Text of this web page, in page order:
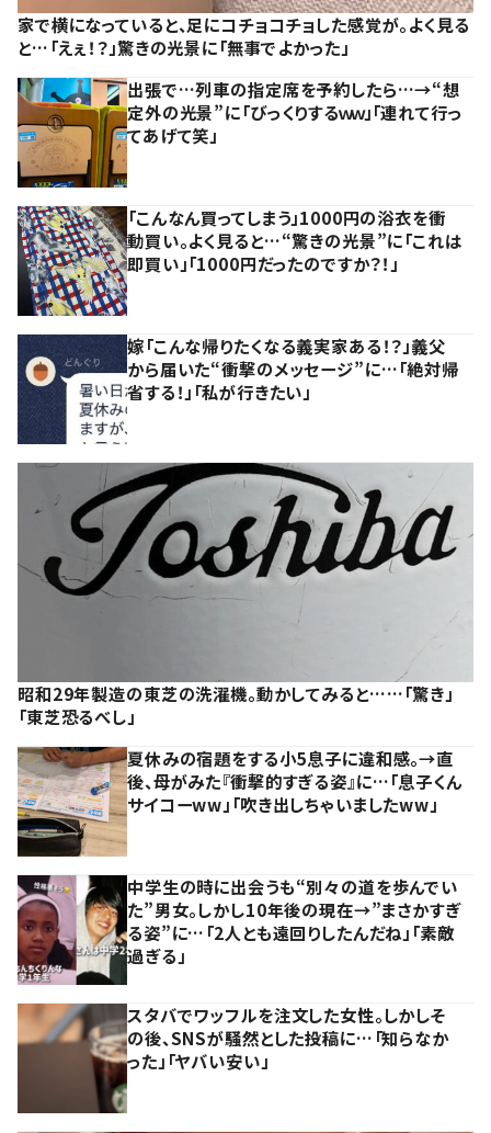
家で横になっていると、足にコチョコチョした感覚が。よく見る
と…「えぇ！？」驚きの光景に「無事でよかった」
出張で…列車の指定席を予約したら…→“想
定外の光景”に「びっくりするｗｗ」「連れて行っ
てあげて笑」
「こんなん買ってしまう」1000円の浴衣を衝
動買い。よく見ると…“驚きの光景”に「これは
即買い」「1000円だったのですか？！」
嫁「こんな帰りたくなる義実家ある！？」義父
から届いた“衝撃のメッセージ”に…「絶対帰
省する！」「私が行きたい」
昭和29年製造の東芝の洗濯機。動かしてみると……「驚き」
「東芝恐るべし」
夏休みの宿題をする小5息子に違和感。→直
後、母がみた『衝撃的すぎる姿』に…「息子くん
サイコーww」「吹き出しちゃいましたww」
中学生の時に出会うも“別々の道を歩んでい
た”男女。しかし10年後の現在→”まさかすぎ
る姿”に…「2人とも遠回りしたんだね」「素敵
過ぎる」
スタバでワッフルを注文した女性。しかしそ
の後、SNSが騒然とした投稿に…「知らなか
った」「ヤバい安い」